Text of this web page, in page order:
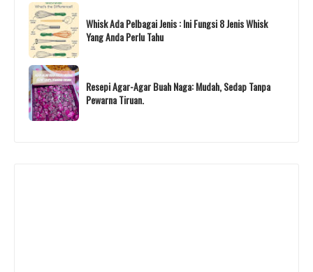
Whisk Ada Pelbagai Jenis : Ini Fungsi 8 Jenis Whisk
Yang Anda Perlu Tahu
Resepi Agar-Agar Buah Naga: Mudah, Sedap Tanpa
Pewarna Tiruan.